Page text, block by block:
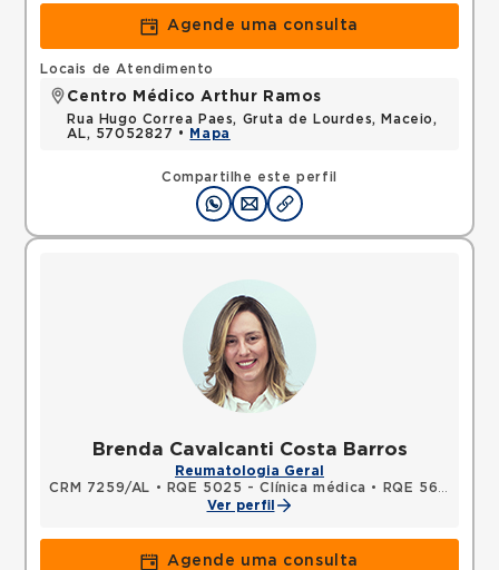
Agende uma consulta
Compartilhe este perfil
Locais de Atendimento
Centro Médico Arthur Ramos
Rua Hugo Correa Paes, Gruta de Lourdes, Maceio,
AL, 57052827 •
Mapa
Brenda Cavalcanti Costa Barros
Reumatologia Geral
CRM 7259/AL • RQE 5025 - Clínica médica •
RQE 5609 - Reumatologia
Ver perfil
Agende uma consulta